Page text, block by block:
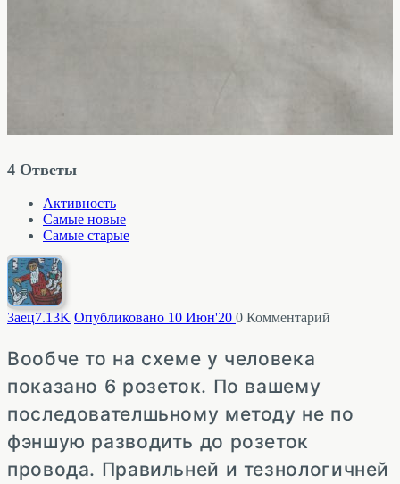
4 Ответы
Активность
Самые новые
Самые старые
Заец7.13K Опубликовано 10 Июн'20 0 Комментарий
Вообче то на схеме у человека
показано 6 розеток. По вашему
последователшьному методу не по
фэншую разводить до розеток
провода. Правильней и тезнологичней